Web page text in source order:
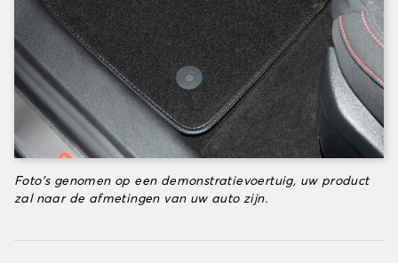
Foto's genomen op een demonstratievoertuig, uw product
zal naar de afmetingen van uw auto zijn.